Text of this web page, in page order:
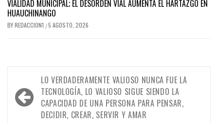
VIALIDAD MUNICIPAL; EL DESORDEN VIAL AUMENTA EL HARTAZGO EN
HUAUCHINANGO
BYREDACCION1 /5 AGOSTO, 2026
Navegación
de
entradas
LO VERDADERAMENTE VALIOSO NUNCA FUE LA
TECNOLOGÍA, LO VALIOSO SIGUE SIENDO LA
CAPACIDAD DE UNA PERSONA PARA PENSAR,
DECIDIR, CREAR, SERVIR Y AMAR